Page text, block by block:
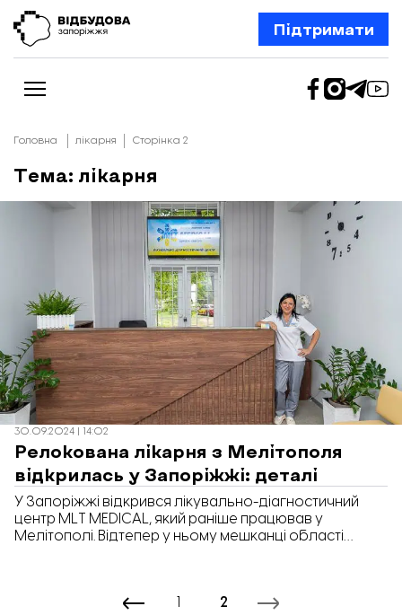
Підтримати
Новини
Відбудова Запоріжжя
Відбудова. Життя
Колонки
Про нас
Редакційна політика
Головна лікарня Сторінка 2
Тема: лікарня
30.09.2024 | 14:02
Релокована лікарня з Мелітополя
відкрилась у Запоріжжі: деталі
У Запоріжжі відкрився лікувально-діагностичний
центр MLT MEDICAL, який раніше працював у
Мелітополі. Відтепер у ньому мешканці області
2